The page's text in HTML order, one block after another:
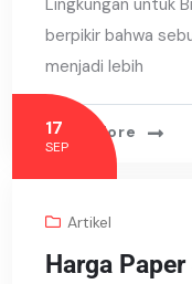
berpikir bahwa
menjadi lebih
Read More
17
SEP
Artikel
Harga